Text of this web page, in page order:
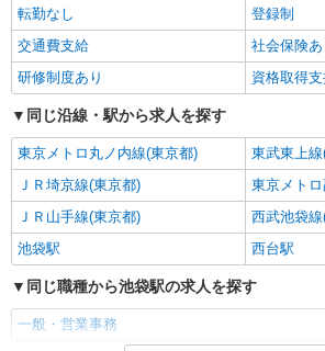
転勤なし
登録制
交通費支給
社会保険あ
研修制度あり
資格取得
同じ沿線・駅から求人を探す
東京メトロ丸ノ内線(東京都)
東武東上
ＪＲ埼京線(東京都)
東京メト
ＪＲ山手線(東京都)
西武池袋
池袋駅
西台駅
同じ職種から池袋駅の求人を探す
一般・営業事務